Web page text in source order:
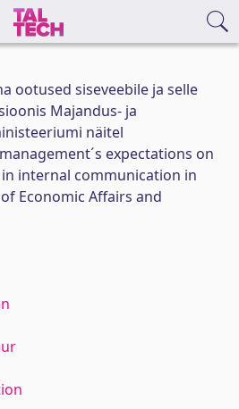
ootused siseveebile ja selle
Majandus- ja
näitel
expectations on
internal communication in
Economic Affairs and